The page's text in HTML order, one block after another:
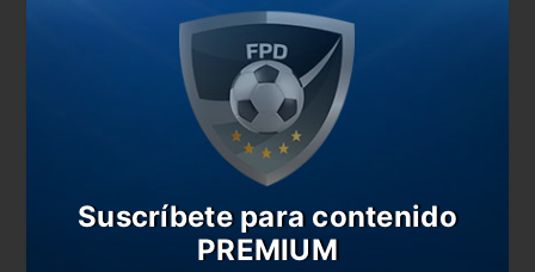
También te puede interesar
La última vez que la Selección visitó a Venezuela
Diego Eterno: el homenaje de la Selección frente a
La charla del VAR en gol anulado a la Selección
La última vez que Paraguay venció a la Selección
Suscríbete para contenido
PREMIUM